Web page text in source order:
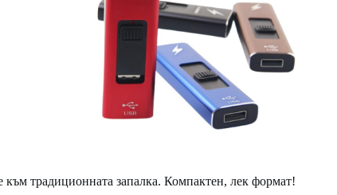
към традиционната запалка. Компактен, лек формат!